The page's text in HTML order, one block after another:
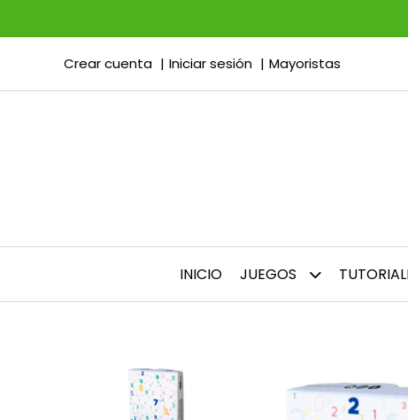
Crear cuenta Iniciar sesión Mayoristas
INICIO JUEGOS